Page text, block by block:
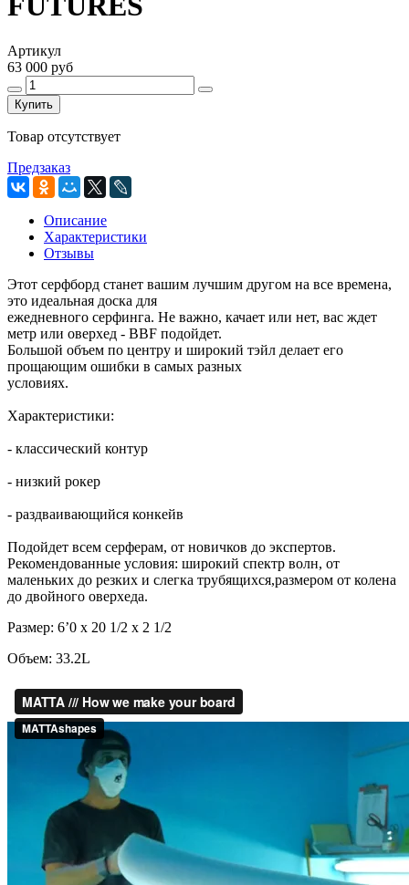
Артикул
63 000 руб
Купить
Товар отсутствует
Предзаказ
Описание
Характеристики
Отзывы
Этот серфборд станет вашим лучшим другом на все времена,
это идеальная доска для
ежедневного серфинга. Не важно, качает или нет, вас ждет
метр или оверхед - BBF подойдет.
Большой объем по центру и широкий тэйл делает его
прощающим ошибки в самых разных
условиях.
Характеристики:
- классический контур
- низкий рокер
- раздваивающийся конкейв
Подойдет всем серферам, от новичков до экспертов.
Рекомендованные условия: широкий спектр волн, от
маленьких до резких и слегка трубящихся,размером от колена
до двойного оверхеда.
Размер: 6’0 x 20 1/2 x 2 1/2
Объем: 33.2L